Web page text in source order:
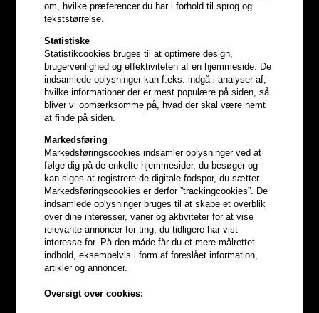
om, hvilke præferencer du har i forhold til sprog og
tekststørrelse.
Statistiske
Statistikcookies bruges til at optimere design,
brugervenlighed og effektiviteten af en hjemmeside. De
indsamlede oplysninger kan f.eks. indgå i analyser af,
hvilke informationer der er mest populære på siden, så
bliver vi opmærksomme på, hvad der skal være nemt
at finde på siden.
Markedsføring
Markedsføringscookies indsamler oplysninger ved at
følge dig på de enkelte hjemmesider, du besøger og
kan siges at registrere de digitale fodspor, du sætter.
Markedsføringscookies er derfor ”trackingcookies”. De
indsamlede oplysninger bruges til at skabe et overblik
over dine interesser, vaner og aktiviteter for at vise
relevante annoncer for ting, du tidligere har vist
interesse for. På den måde får du et mere målrettet
indhold, eksempelvis i form af foreslået information,
artikler og annoncer.
Oversigt over cookies:
Optjen5% bonuskronerpå
hele din ordre
Bliv helt gratis en del af vores kundeklub og optjen rabatter når du